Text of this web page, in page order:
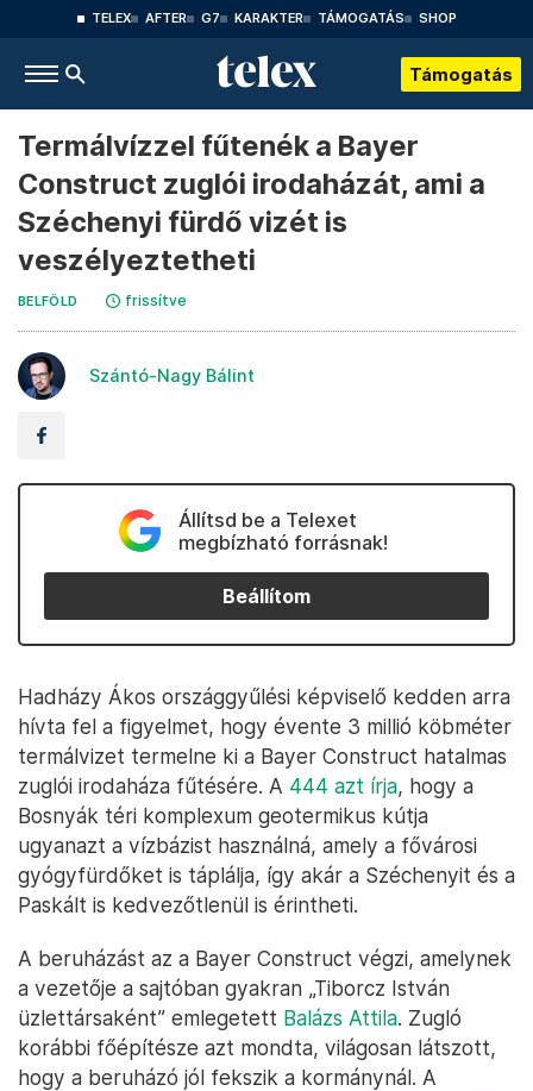
TELEX AFTER G7 KARAKTER TÁMOGATÁS SHOP
Támogatás
Termálvízzel fűtenék a Bayer
Construct zuglói irodaházát, ami a
Széchenyi fürdő vizét is
veszélyeztetheti
BELFÖLD frissítve
Szántó-Nagy Bálint
Állítsd be a Telexet
megbízható forrásnak!
Beállítom
Hadházy Ákos országgyűlési képviselő kedden arra
hívta fel a figyelmet, hogy évente 3 millió köbméter
termálvizet termelne ki a Bayer Construct hatalmas
zuglói irodaháza fűtésére. A 444 azt írja, hogy a
Bosnyák téri komplexum geotermikus kútja
ugyanazt a vízbázist használná, amely a fővárosi
gyógyfürdőket is táplálja, így akár a Széchenyit és a
Paskált is kedvezőtlenül is érintheti.
A beruházást az a Bayer Construct végzi, amelynek
a vezetője a sajtóban gyakran „Tiborcz István
üzlettársaként” emlegetett Balázs Attila. Zugló
korábbi főépítésze azt mondta, világosan látszott,
hogy a beruházó jól fekszik a kormánynál. A